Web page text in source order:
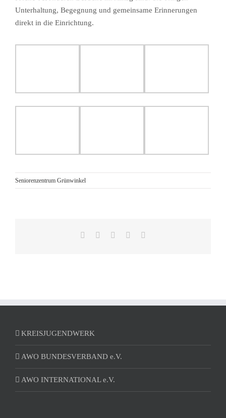
Unterhaltung, Begegnung und gemeinsame Erinnerungen
direkt in die Einrichtung.
Seniorenzentrum Grünwinkel
Facebook
Reddit LinkedInPinterest
KREISJUGENDWERK
AWO BUNDESVERBAND e.V.
AWO INTERNATIONAL e.V.